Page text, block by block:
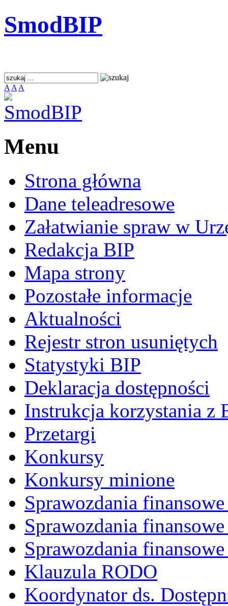
SmodBIP
A A A
Menu
Strona główna
Dane teleadresowe
Załatwianie spraw w
Redakcja BIP
Mapa strony
Pozostałe informacje
Aktualności
Rejestr stron usuniętych
Statystyki BIP
Deklaracja dostępności
Instrukcja korzystania z
Przetargi
Konkursy
Konkursy minione
Sprawozdania
Sprawozdania
Sprawozdania
Klauzula RODO
Koordynator ds.